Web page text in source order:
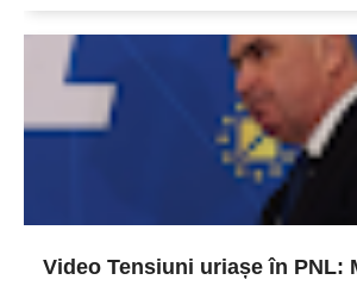
Video Tensiuni uriașe în PNL: